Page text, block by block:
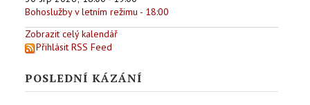
Bohoslužby v letním režimu - 18:00
Zobrazit celý kalendář
Přihlásit RSS Feed
POSLEDNÍ KÁZÁNÍ